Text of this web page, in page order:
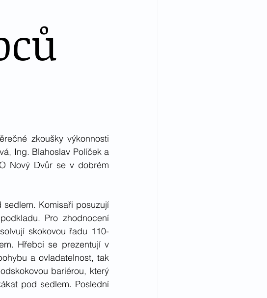
zkoušky výkonnosti
Ing. Blahoslav Políček a
Nový Dvůr se v dobrém
Komisaři posuzují
Pro zhodnocení
skokovou řadu 110-
Hřebci se prezentují v
a ovladatelnost, tak
bariérou, který
pod sedlem. Poslední